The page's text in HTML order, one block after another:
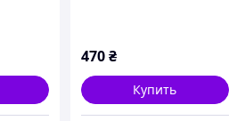
470₴
Купить